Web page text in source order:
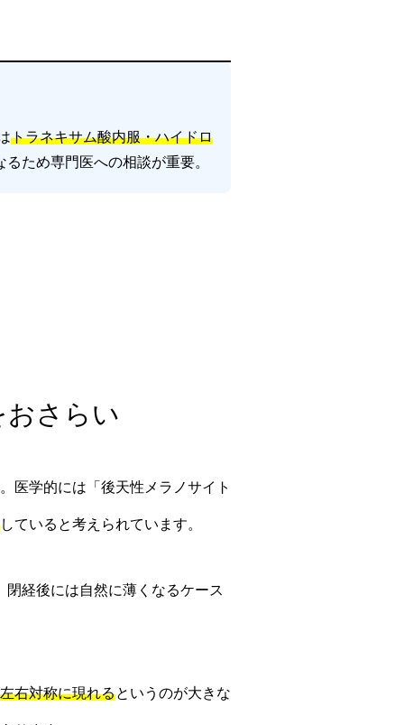
トラネキサム酸内服・ハイドロ
るため専門医への相談が重要。
おさらい
医学的には「後天性メラノサイト
していると考えられています。
経後には自然に薄くなるケース
左右対称に現れるというのが大きな